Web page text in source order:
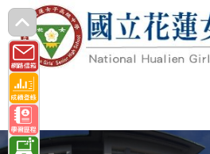
跳
轉
至
主
要
內